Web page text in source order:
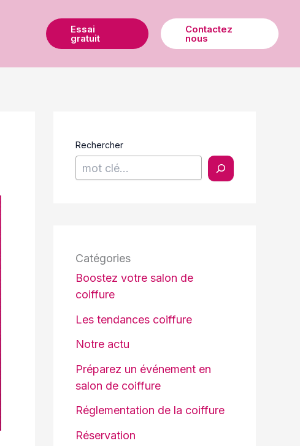
Essai
gratuit
Contactez
nous
Rechercher
Catégories
Boostez votre salon de
coiffure
Les tendances coiffure
Notre actu
Préparez un événement en
salon de coiffure
Réglementation de la coiffure
Réservation